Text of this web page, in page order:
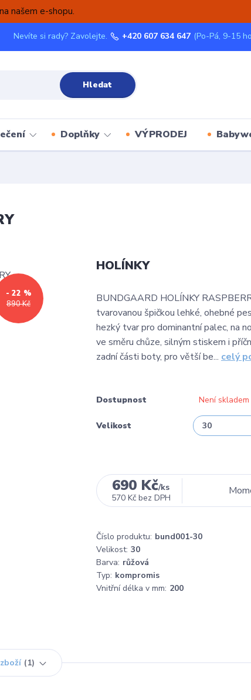
našem e-shopu.
Hledat
Nevíte si rady? Zavolejte. +420 607 634 647 (Po-Pá, 9-15
Doplňky VÝPRODEJ
890 Kč
- 22 %
HOLÍNKY
BUNDGAARD HOLÍNKY
tvarovanou špičkou lehké, ohebné
hezký tvar pro dominantní palec, na
ve směru chůze, silným stiskem i
zadní části boty, pro větší be... celý
Dostupnost Není skladem
Velikost
690 Kč/ks
570 Kč bez DPH
Číslo produktu: bund001-30
Velikost: 30
Barva: růžová
Typ: kompromis
Vnitřní délka v mm: 200
1